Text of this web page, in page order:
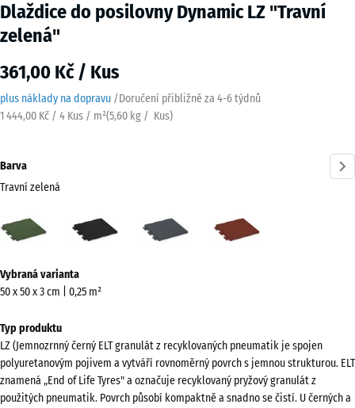
Dlaždice do posilovny Dynamic LZ "Travní
zelená"
361,00 Kč / Kus
plus náklady na dopravu /Doručení přibližně za 4-6 týdnů
1 444,00 Kč / 4 Kus / m²(5,60 kg / Kus)
Barva
Travní zelená
zelená
šedá
červená
informací
o
Zobrazit
paletu
barev
Vybraná varianta
50 x 50 x 3 cm | 0,25 m²
Typ produktu
LZ (Jemnozrnný černý ELT granulát z recyklovaných pneumatik je spojen
polyuretanovým pojivem a vytváří rovnoměrný povrch s jemnou strukturou. ELT
znamená „End of Life Tyres" a označuje recyklovaný pryžový granulát z
použitých pneumatik. Povrch působí kompaktně a snadno se čistí. U černých a